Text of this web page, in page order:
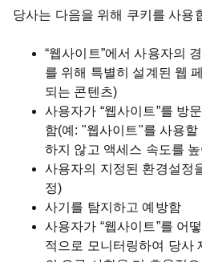
당사는 다음을 위해 쿠키를 사용
“웹사이트”에서 사용자의
를 위해 특별히 설계된 웹
되는 콘텐츠)
사용자가 “웹사이트”를 방
함(예: "웹사이트"를 사용
하지 않고 액세스 속도를
사용자의 지정된 환경설정
정)
사기를 탐지하고 예방함
사용자가 “웹사이트”를 어
적으로 모니터링하여 당사